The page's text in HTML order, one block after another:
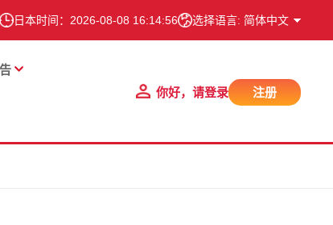
日本时间： 2026-08-08 16:14:57 选择语言: 简体中文
你好，请登录 注册